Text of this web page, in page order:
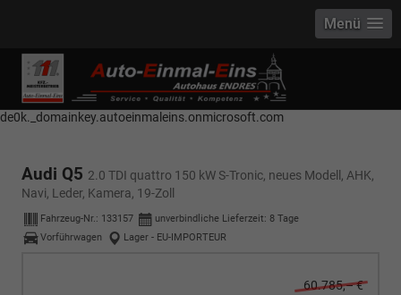
------------ Host Name : selector1._domainkey Points to address or value:
selector1-aee-de0k._domainkey.autoeinmaleins.onmicrosoft.com Host
Name : selector2._domainkey Points to address or value: selector2-aee-
de0k._domainkey.autoeinmaleins.onmicrosoft.com
Menü
Audi Q5 2.0 TDI quattro 150 kW S-Tronic, neues Modell, AHK,
Navi, Leder, Kamera, 19-Zoll
Fahrzeug-Nr.: 133157 unverbindliche Lieferzeit: 8 Tage
Vorführwagen
Lager - EU-IMPORTEUR
60.785,– €